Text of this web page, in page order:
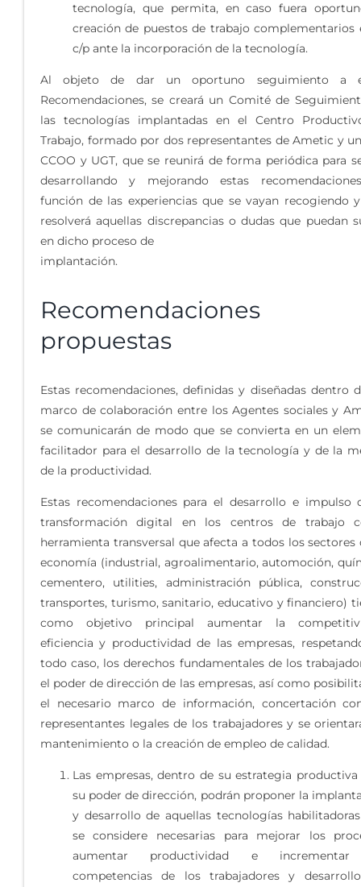
tecnología, que permita, en caso fuera
creación de puestos de trabajo complementarios
c/p ante la incorporación de la tecnología.
Al objeto de dar un oportuno seguimiento a
Recomendaciones, se creará un Comité de
las tecnologías implantadas en el Centro
Trabajo, formado por dos representantes de Ametic y
CCOO y UGT, que se reunirá de forma periódica para
desarrollando y mejorando estas
función de las experiencias que se vayan recogiendo
resolverá aquellas discrepancias o dudas que puedan
en dicho proceso de
implantación.
propuestas
Estas recomendaciones, definidas y diseñadas dentro
marco de colaboración entre los Agentes sociales y
se comunicarán de modo que se convierta en un
facilitador para el desarrollo de la tecnología y de la
de la productividad.
Estas recomendaciones para el desarrollo e impulso
transformación digital en los centros de trabajo
herramienta transversal que afecta a todos los sectores
economía (industrial, agroalimentario, automoción,
cementero, utilities, administración pública,
transportes, turismo, sanitario, educativo y financiero)
como objetivo principal aumentar la
eficiencia y productividad de las empresas,
todo caso, los derechos fundamentales de los
el poder de dirección de las empresas, así como
el necesario marco de información, concertación
representantes legales de los trabajadores y se
mantenimiento o la creación de empleo de calidad.
Las empresas, dentro de su estrategia
su poder de dirección, podrán proponer la
y desarrollo de aquellas tecnologías
se considere necesarias para mejorar los
aumentar productividad e
competencias de los trabajadores y